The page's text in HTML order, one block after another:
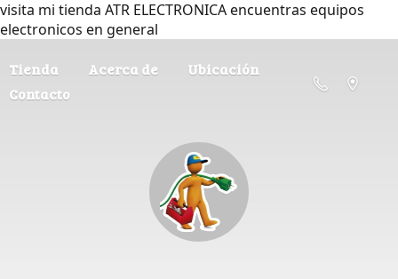
visita mi tienda ATR ELECTRONICA encuentras equipos
electronicos en general
Tienda Acerca de
Ubicación
Contacto